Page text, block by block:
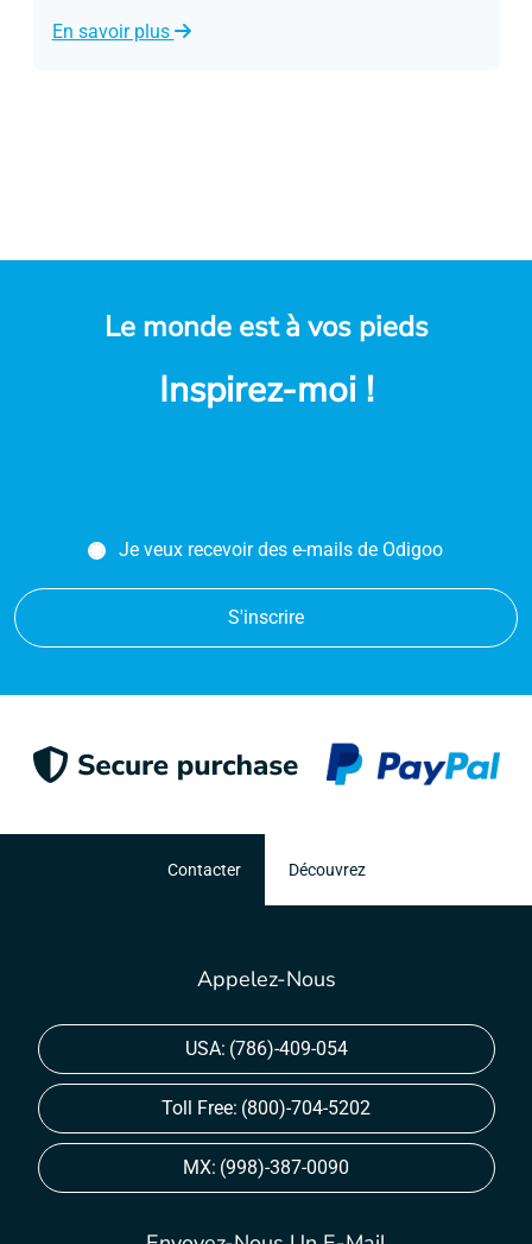
En savoir plus
Le monde est à vos pieds
Inspirez-moi !
Je veux recevoir des e-mails de Odigoo
S'inscrire
Contacter Découvrez
Appelez-Nous
USA: (786)-409-054
Toll Free: (800)-704-5202
MX: (998)-387-0090